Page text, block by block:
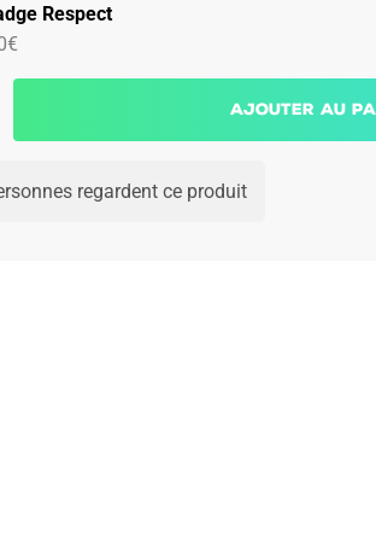
Respect
Ajouter au
regardent ce produit